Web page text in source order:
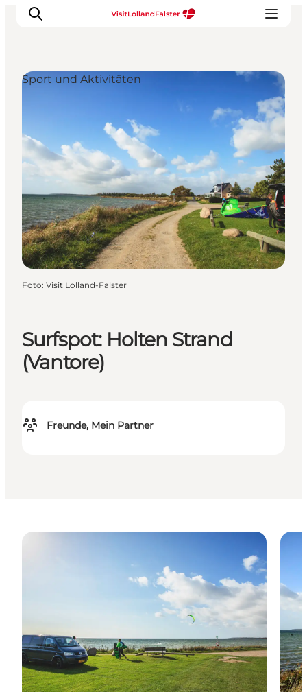
Natur und Outdoor
Familienurlaub
Kultur
Gastronomie
Urlaubsplaner
Surfspot: Holten Strand
(Vantore)
Freunde, Mein Partner
Sport und Aktivitäten
Foto: Visit Lolland-Falster